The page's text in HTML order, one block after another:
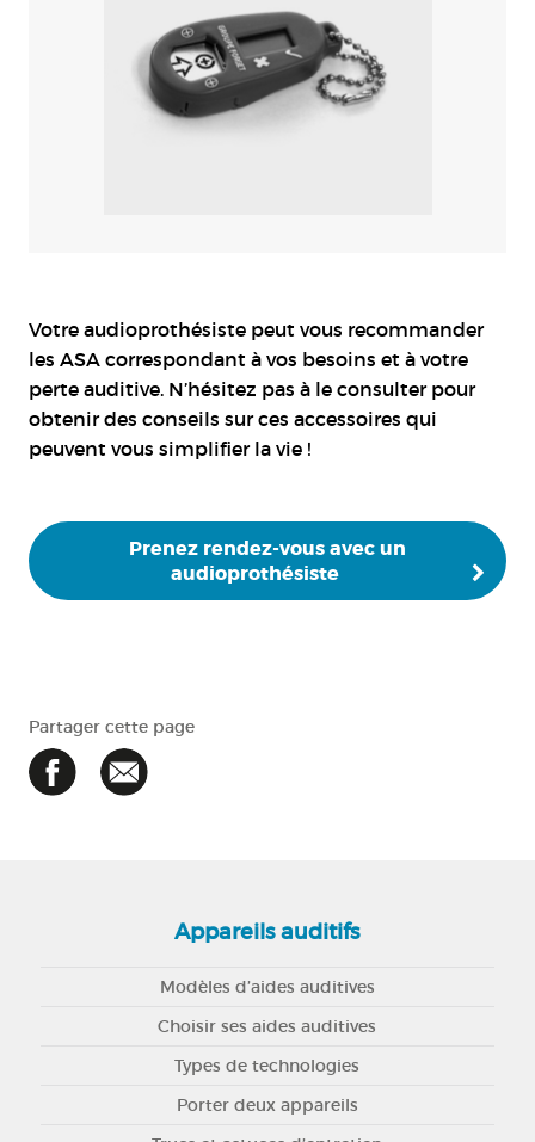
Votre audioprothésiste peut vous recommander
les ASA correspondant à vos besoins et à votre
perte auditive. N’hésitez pas à le consulter pour
obtenir des conseils sur ces accessoires qui
peuvent vous simplifier la vie !
Prenez rendez-vous avec un
audioprothésiste
Partager cette page
Appareils auditifs
Modèles d’aides auditives
Choisir ses aides auditives
Types de technologies
Porter deux appareils